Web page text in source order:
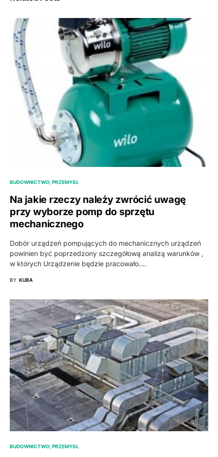
BUDOWNICTWO, PRZEMYSŁ
Na jakie rzeczy należy zwrócić uwagę
przy wyborze pomp do sprzętu
mechanicznego
Dobór urządzeń pompujących do mechanicznych urządzeń
powinien być poprzedzony szczegółową analizą warunków ,
w których Urządzenie będzie pracowało.…
BY KUBA
BUDOWNICTWO, PRZEMYSŁ